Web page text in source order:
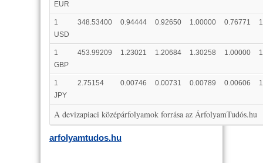
EUR
1
USD
348.53400 0.94444 0.92650 1.00000 0.76771
1
GBP
453.99209 1.23021 1.20684 1.30258 1.00000
1
JPY
2.75154 0.00746 0.00731 0.00789 0.00606
A devizapiaci középárfolyamok forrása az ÁrfolyamTudós.hu
arfolyamtudos.hu